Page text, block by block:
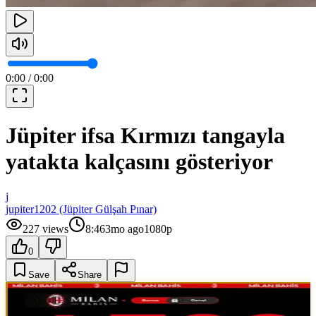
0:00 /0:00
Jüpiter ifsa Kırmızı tangayla
yatakta kalçasını gösteriyor
j
jupiter1202 (Jüpiter Gülşah Pınar)
227 views 8:463mo ago1080p
0
Save Share